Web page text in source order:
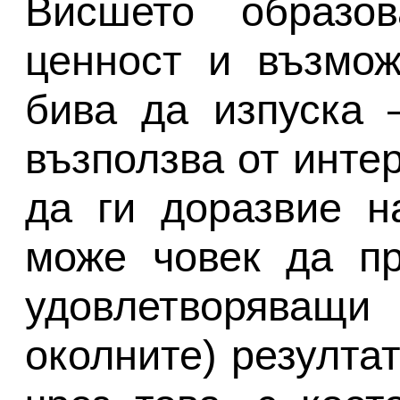
Висшето
ценност и
бива да изпуска
възползва от
да ги доразвие
може човек да
околните)